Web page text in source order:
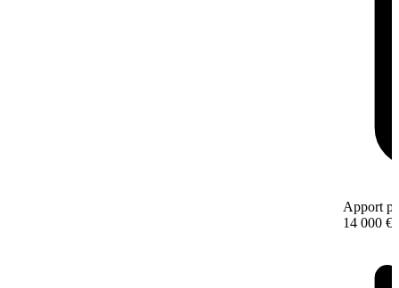
Apport
14 000 €